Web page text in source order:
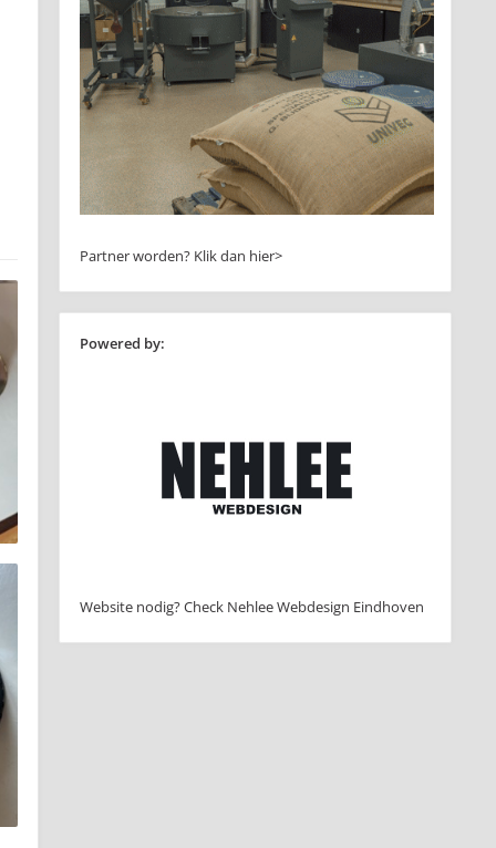
Partner worden? Klik dan hier>
Powered by:
Website nodig? Check Nehlee Webdesign Eindhoven